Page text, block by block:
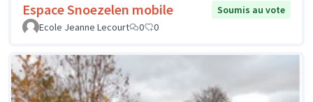
Espace Snoezelen mobile
Soumis au vote
Ecole Jeanne Lecourt
0 0